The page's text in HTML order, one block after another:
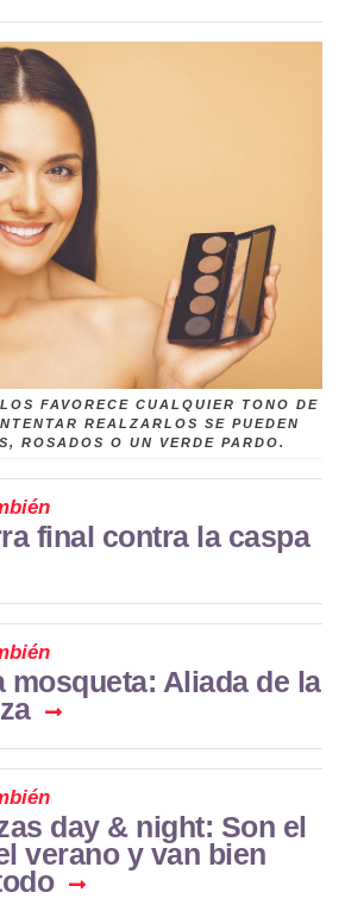
FAVORECE CUALQUIER TONO DE
REALZARLOS SE PUEDEN
ROSADOS O UN VERDE PARDO.
final contra la caspa
mosqueta: Aliada de la
day & night: Son el
verano y van bien